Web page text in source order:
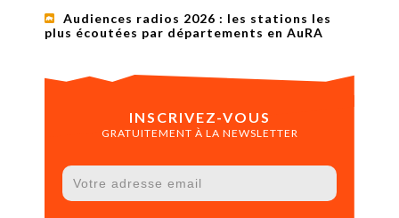
Audiences radios 2026 : les stations les
plus écoutées par départements en AuRA
INSCRIVEZ-VOUS
GRATUITEMENT À LA NEWSLETTER